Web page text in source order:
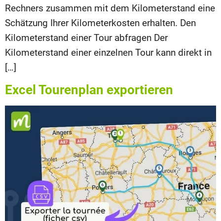
Rechners zusammen mit dem Kilometerstand eine
Schätzung Ihrer Kilometerkosten erhalten. Den
Kilometerstand einer Tour abfragen Der
Kilometerstand einer einzelnen Tour kann direkt in
[…]
Excel Tourenplan exportieren